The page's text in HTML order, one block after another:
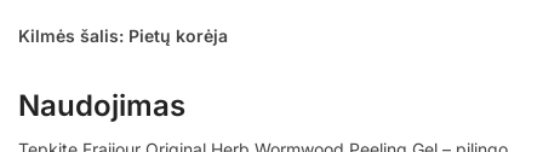
Kilmės šalis: Pietų korėja
Naudojimas